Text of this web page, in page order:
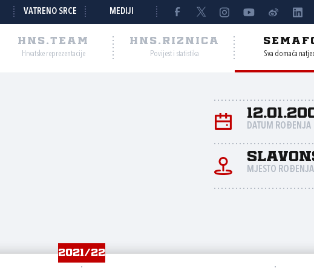
VATRENO SRCE MEDIJI
HNS.TEAM
Hrvatske reprezentacije
HNS.RIZNICA
Povijest i statistika Sva domaća
DATUM ROĐENJA
MJESTO ROĐENJA
2021/22